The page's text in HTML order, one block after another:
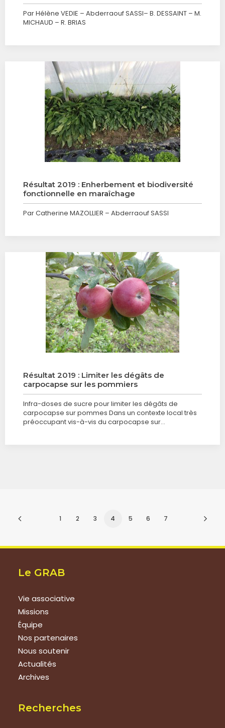
Par Hélène VEDIE – Abderraouf SASSI– B. DESSAINT – M.
MICHAUD – R. BRIAS
Résultat 2019 : Enherbement et biodiversité
fonctionnelle en maraîchage
Par Catherine MAZOLLIER – Abderraouf SASSI
Résultat 2019 : Limiter les dégâts de
carpocapse sur les pommiers
Infra-doses de sucre pour limiter les dégâts de
carpocapse sur pommes Dans un contexte local très
préoccupant vis-à-vis du carpocapse sur…
1 2 3 4 5 6 7
Le GRAB
Vie associative
Missions
Équipe
Nos partenaires
Nous soutenir
Actualités
Archives
Recherches